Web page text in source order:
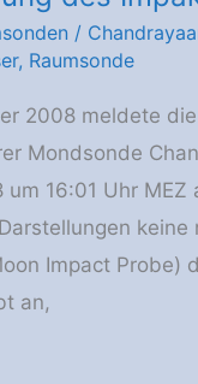
/
, Raumsonde
2008 meldete
Mondsonde
um 16:01 Uhr
Impact
an,